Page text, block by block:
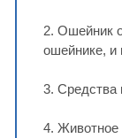
2. Ошейник
ошейнике, и
3. Средства
4. Животное